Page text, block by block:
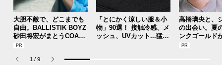
大胆不敵で、どこまでも
自由。BALLISTIK BOYZ
砂田将宏がまとうCOACH
の新作フレグランス「コ
パルファム」
「とにかく涼しい服＆小
物」90選！ 接触冷感、メ
ッシュ、UVカット...猛暑
高橋璃央と、
の出会い。夏
ンクゴールド
SUMMER
1 / 9